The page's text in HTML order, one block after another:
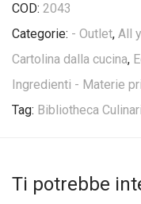
COD: 2043
Categorie: - Outlet, All
Cartolina dalla cucina,
Ingredienti - Materie
Tag: Bibliotheca
Ti potrebbe